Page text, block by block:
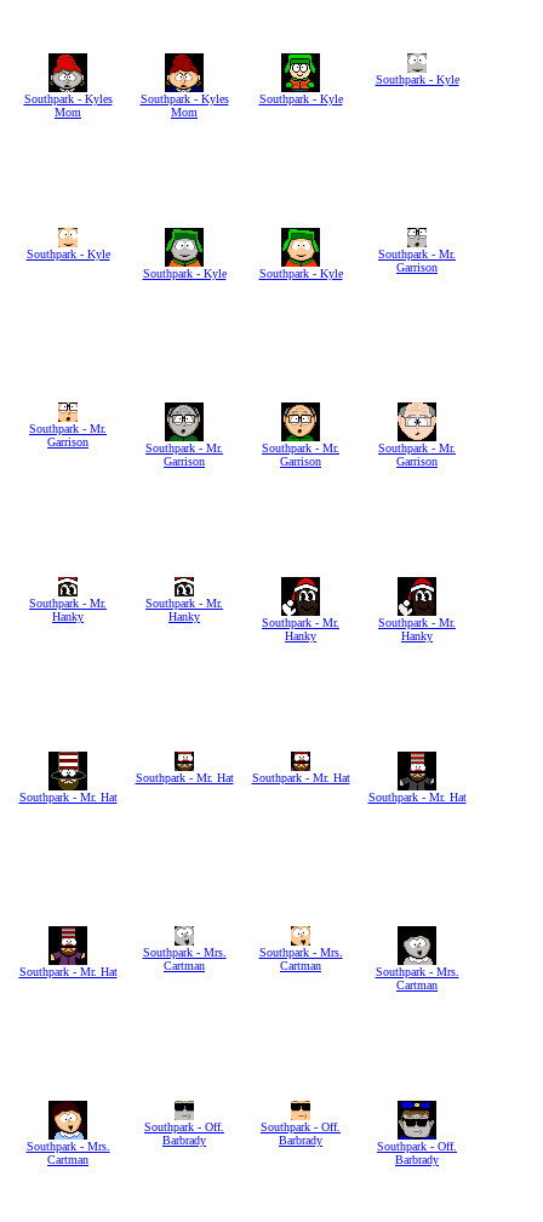
Southpark - Kyles
Mom
Southpark - Kyles
Mom
Southpark - Kyle
Southpark - Kyle
Southpark - Kyle
Southpark - Kyle
Southpark - Kyle
Southpark - Mr.
Garrison
Southpark - Mr.
Garrison
Southpark - Mr.
Garrison
Southpark - Mr.
Garrison
Southpark - Mr.
Garrison
Southpark - Mr.
Hanky
Southpark - Mr.
Hanky
Southpark - Mr.
Hanky
Southpark - Mr.
Hanky
Southpark - Mr. Hat
Southpark - Mr. Hat
Southpark - Mr. Hat
Southpark - Mr. Hat
Southpark - Mr. Hat
Southpark - Mrs.
Cartman
Southpark - Mrs.
Cartman
Southpark - Mrs.
Cartman
Southpark - Mrs.
Cartman
Southpark - Off.
Barbrady
Southpark - Off.
Barbrady
Southpark - Off.
Barbrady